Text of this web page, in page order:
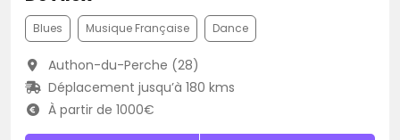
Blues Musique Française Dance
Authon-du-Perche (28)
Déplacement jusqu’à 180 kms
À partir de 1000€